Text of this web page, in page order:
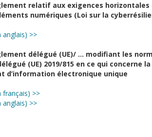
relatif aux exigences
numériques (Loi sur la
anglais) >>
délégué (UE)/ … modifiant les
(UE) 2019/815 en ce qui concerne
d’information électronique unique
français) >>
anglais) >>